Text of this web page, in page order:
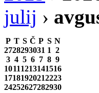
julij ›
P T S Č P S N
2728293031 1 2
3 4 5 6 7 8 9
10111213141516
17181920212223
24252627282930